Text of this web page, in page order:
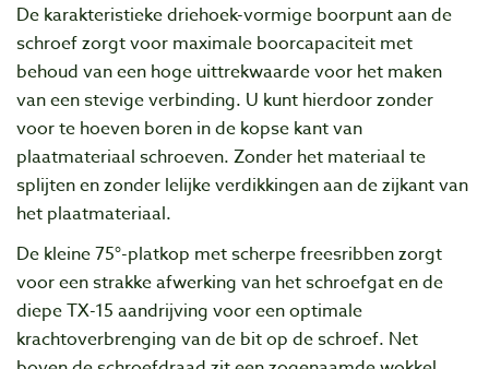
De karakteristieke driehoek-vormige boorpunt aan de
schroef zorgt voor maximale boorcapaciteit met
behoud van een hoge uittrekwaarde voor het maken
van een stevige verbinding. U kunt hierdoor zonder
voor te hoeven boren in de kopse kant van
plaatmateriaal schroeven. Zonder het materiaal te
splijten en zonder lelijke verdikkingen aan de zijkant van
het plaatmateriaal.
De kleine 75°-platkop met scherpe freesribben zorgt
voor een strakke afwerking van het schroefgat en de
diepe TX-15 aandrijving voor een optimale
krachtoverbrenging van de bit op de schroef. Net